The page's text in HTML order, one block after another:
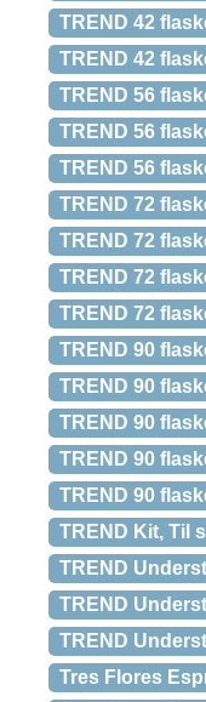
TREND 42
TREND 42
TREND 56
TREND 56
TREND 56
TREND 72
TREND 72
TREND 72
TREND 72
TREND 90
TREND 90
TREND 90
TREND 90
TREND 90
TREND Kit, Til
TREND
TREND
TREND
Tres Flores